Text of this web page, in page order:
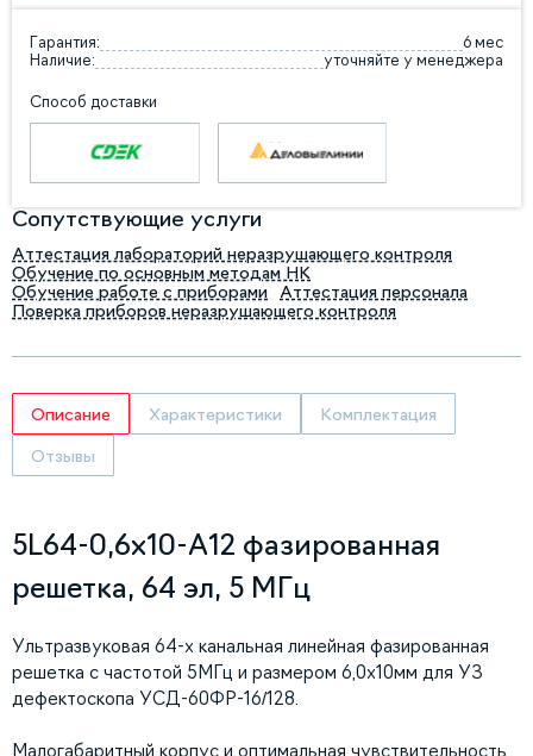
Гарантия:
6 мес
Наличие:
уточняйте у менеджера
Способ доставки
Сопутствующие услуги
Аттестация лабораторий неразрушающего контроля
Обучение по основным методам НК
Обучение работе с приборами
Аттестация персонала
Поверка приборов неразрушающего контроля
Описание Характеристики Комплектация
Отзывы
5L64-0,6х10-A12 фазированная
решетка, 64 эл, 5 МГц
Ультразвуковая 64-х канальная линейная фазированная
решетка с частотой 5МГц и размером 6,0х10мм для УЗ
дефектоскопа УСД-60ФР-16/128.
Малогабаритный корпус и оптимальная чувствительность